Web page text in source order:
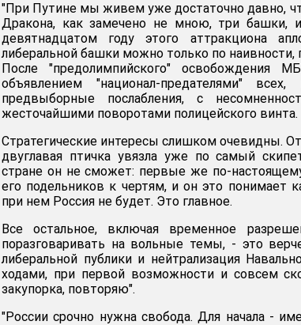
"При Путине мы живем уже достаточно давно,
Дракона, как замечено не мною, три башки,
девятнадцатом году этого аттракциона
либеральной башки можно только по наивности,
После "предолимпийского" освобождения
объявлением "национал-предателями"
предвыборные послабления, с
жесточайшими поворотами полицейского винта.
Стратегические интересы слишком очевидны.
двуглавая птичка увязла уже по самый
стране он не сможет: первые же по-
его подельников к чертям, и он это понимает
при нем Россия не будет. Это главное.
Все остальное, включая временное
поразговаривать на вольные темы, - это
либеральной публики и нейтрализация
ходами, при первой возможности и совсем
закупорка, повторяю".
"России срочно нужна свобода. Для начала -